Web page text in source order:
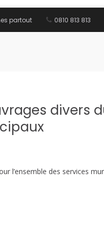
partout 0810 813 813
divers
l’ensemble des services